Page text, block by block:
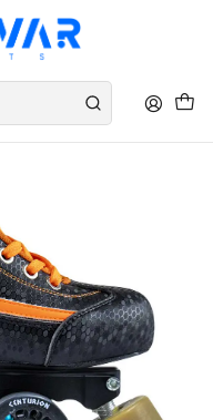
CHILE